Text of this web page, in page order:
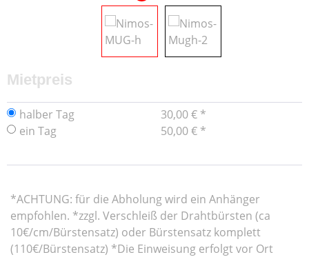
Mietpreis
halber Tag
30,00 € *
ein Tag
50,00 € *
*ACHTUNG: für die Abholung wird ein Anhänger
empfohlen. *zzgl. Verschleiß der Drahtbürsten (ca
10€/cm/Bürstensatz) oder Bürstensatz komplett
(110€/Bürstensatz) *Die Einweisung erfolgt vor Ort